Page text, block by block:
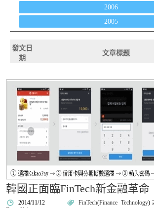
2006
2005
發文日
期
文章標題
韓國正面臨FinTech新金融革命
2014/11/12 FinTech(Finance Technology)；